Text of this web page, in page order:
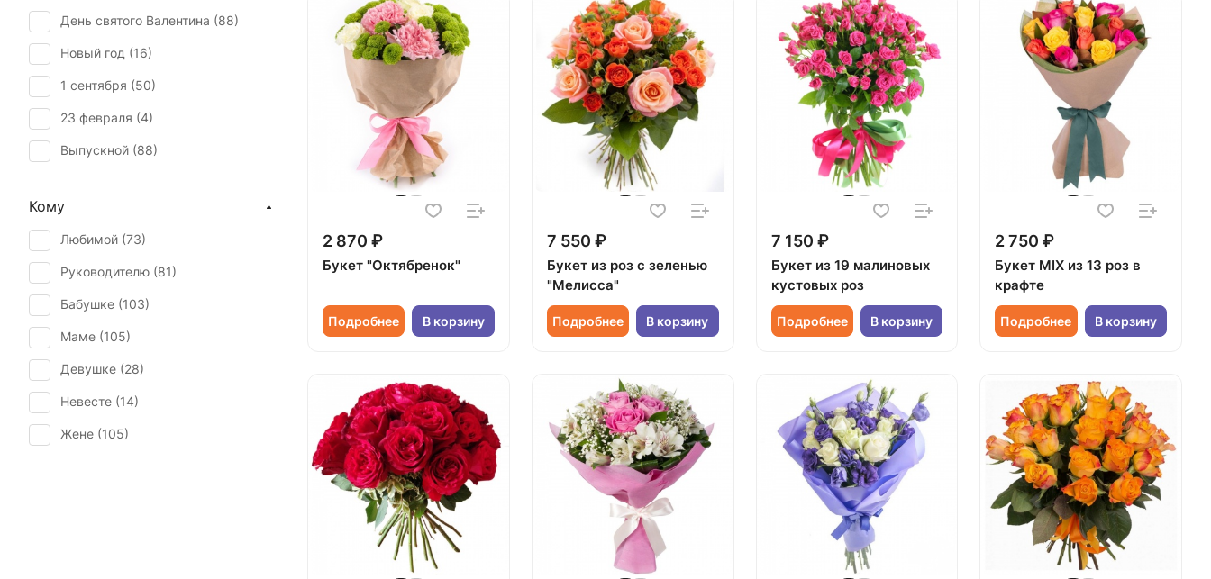
2 870 ₽
Букет "Октябренок"
Подробнее В корзину
7 550 ₽
Букет из роз с зеленью
"Мелисса"
Подробнее В корзину
7 150 ₽
Букет из 19 малиновых
кустовых роз
Подробнее В корзину
2 750 ₽
Букет MIX из 13 роз в
крафте
Подробнее В корзину
Калла (4)
Лилия (4)
Маттиола ( 1)
Мимоза (1)
Орнитогалум (1
День святого Валентина (88)
Новый год (16)
1 сентября (50)
23 февраля (4)
Выпускной (88)
День учителя (
Пасха (6)
Первое свидание (
Последний звонок (
Рождение ребенка (
Рождество (16
Свадьба ( 2)
Татьянин день (
Кому
Любимой (73)
Руководителю (81)
Бабушке (103)
Маме (105)
Девушке (28)
Невесте (14)
Жене (105)